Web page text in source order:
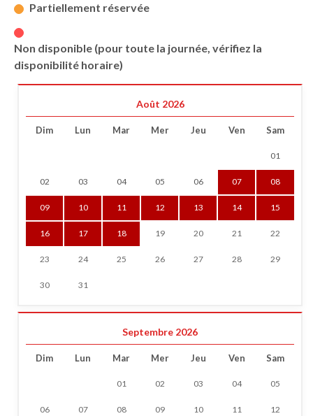
Partiellement réservée
Non disponible (pour toute la journée, vérifiez la
disponibilité horaire)
Août 2026
Dim Lun Mar Mer Jeu Ven Sam
01
02 03 04 05 06 07 08
09 10 11 12 13 14 15
16 17 18 19 20 21 22
23 24 25 26 27 28 29
30 31
Septembre 2026
Dim Lun Mar Mer Jeu Ven Sam
01 02 03 04 05
06 07 08 09 10 11 12